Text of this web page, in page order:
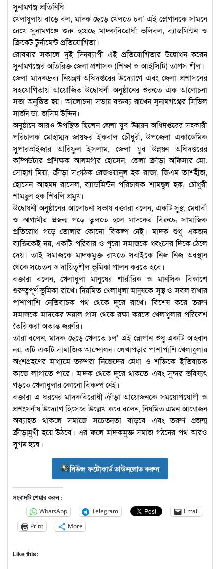
সুনামগঞ্জ প্রতিনিধি
খেলাধুলায় বাড়ে বল, মাদক ছেড়ে খেলতে চল’ এই স্লোগানকে সামনে
রেখে সুনামগঞ্জে শুরু হয়েছে মাদকবিরোধী ভলিবল, ব্যাডমিন্টন ও
ক্রিকেট টুর্নামেন্ট প্রতিযোগিতা।
রোববার সকালে দুই দিনব্যাপী এই প্রতিযোগিতার উদ্বোধন করেন
সুনামগঞ্জের অতিরিক্ত জেলা প্রশাসক (শিক্ষা ও আইসিটি) তাপস শীল।
জেলা মাদকদ্রব্য নিয়ন্ত্রণ অধিদপ্তরের উদ্যোগে এবং জেলা প্রশাসনের
সহযোগিতায় আয়োজিত উদ্বোধনী অনুষ্ঠানের শুরুতে এক আলোচনা
সভা অনুষ্ঠিত হয়। আলোচনা সভায় বক্তব্য রাখেন সুনামগঞ্জের সিভিল
সার্জন ডা. জসিম উদ্দিন।
অনুষ্ঠানে আরও উপস্থিত ছিলেন জেলা যুব উন্নয়ন অধিদপ্তরের সহকারী
পরিচালক মোহাম্মদ জায়ফর ইকবাল চৌধুরী, উপজেলা একাডেমিক
সুপারভাইজার আরিফুল ইসলাম, জেলা যুব উন্নয়ন অধিদপ্তরের
কম্পিউটার প্রশিক্ষক আলমগীর হোসেন, জেলা ক্রীড়া অফিসার মো.
সোহাগ মিয়া, ক্রীড়া সংগঠক রেজওয়ানুল হক রাজা, জিএম তাশহীজ,
হোসেন আহমদ রাসেল, ব্যাডমিন্টন পরিচালক শামছুল হক, চৌধুরী
শামছুল হক শিবলি প্রমুখ।
উদ্বোধনী অনুষ্ঠানের আলোচনা সভায় বক্তারা বলেন, একটি সুস্থ, মেধাবী
ও আগামীর প্রজন্ম গড়ে তুলতে হলে মাদকের বিরুদ্ধে সামাজিক
প্রতিরোধ গড়ে তোলার কোনো বিকল্প নেই। মাদক শুধু একজন
ব্যক্তিকেই নয়, একটি পরিবার ও পুরো সমাজকে ধ্বংসের দিকে ঠেলে
দেয়। তাই সমাজকে মাদকমুক্ত রাখতে সবাইকে নিজ নিজ অবস্থান
থেকে সচেতন ও দায়িত্বশীল ভূমিকা পালন করতে হবে।
বক্তারা বলেন, খেলাধুলা মানুষের শারীরিক ও মানসিক বিকাশে
গুরুত্বপূর্ণ ভূমিকা রাখে। নিয়মিত খেলাধুলা মানুষকে সুস্থ ও সবল রাখার
পাশাপাশি নেতিবাচক পথ থেকে দূরে রাখে। বিশেষ করে তরুণ
সমাজকে মাদকের ভয়াল গ্রাস থেকে রক্ষা করতে খেলাধুলার পরিবেশ
তৈরি করা অত্যন্ত জরুরি।
তারা বলেন, মাদক ছেড়ে খেলতে চল’ এই স্লোগান শুধু একটি আহ্বান
নয়, এটি একটি সামাজিক আন্দোলন। লেখাপড়ার পাশাপাশি খেলাধুলায়
অংশগ্রহণের মাধ্যমে তরুণরা নিজেদের মেধা ও শক্তিকে ইতিবাচক
কাজে লাগাতে পারে। মাদক থেকে দূরে থাকতে এবং সুন্দর ভবিষ্যৎ
গড়তে খেলাধুলার কোনো বিকল্প নেই।
বক্তারা এ ধরনের মাদকবিরোধী ক্রীড়া আয়োজনকে সময়োপযোগী ও
প্রশংসনীয় উদ্যোগ হিসেবে উল্লেখ করে বলেন, নিয়মিত এমন আয়োজন
অব্যাহত থাকলে সমাজে সচেতনতা বাড়বে এবং তরুণ প্রজন্ম
ক্রীড়ামুখী হয়ে উঠবে। এর ফলে মাদকমুক্ত সমাজ গঠনের পথ আরও
সুগম হবে।
নিউজ ফটোকার্ড ডাউনলোড করুন
সংবাদটি শেয়ার করুন :
WhatsApp Telegram
Email
Print
More
Like this: